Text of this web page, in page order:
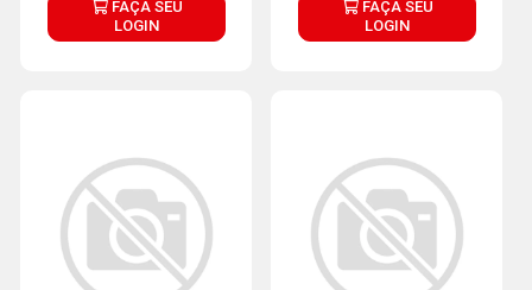
FAÇA SEU
LOGIN
FAÇA SEU
LOGIN